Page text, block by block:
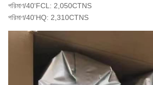
পরিমাণ/40'FCL: 2,050CTNS
পরিমাণ/40'HQ: 2,310CTNS